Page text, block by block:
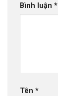
Bình luận *
Tên *